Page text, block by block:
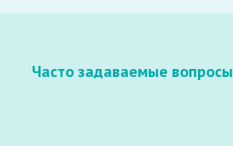
Часто задаваемые вопросы